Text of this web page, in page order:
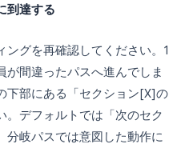
到達する
グを再確認してください。1
が間違ったパスへ進んでしま
下部にある「セクション[X]の
。デフォルトでは「次のセク
分岐パスでは意図した動作に